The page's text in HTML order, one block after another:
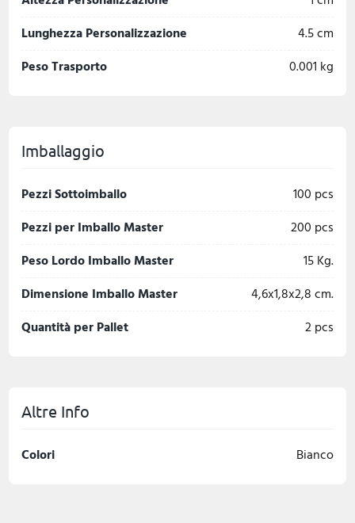
Lunghezza Personalizzazione
4.5 cm
Peso Trasporto
0.001 kg
Imballaggio
Pezzi Sottoimballo
100 pcs
Pezzi per Imballo Master
200 pcs
Peso Lordo Imballo Master
15 Kg.
Dimensione Imballo Master
4,6x1,8x2,8 cm.
Quantità per Pallet
2 pcs
Altre Info
Colori Bianco